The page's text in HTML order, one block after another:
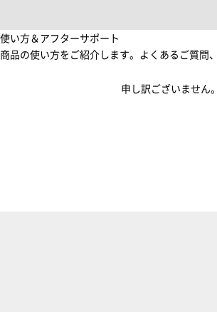
使い方＆アフターサポート
商品の使い方をご紹介します。よくあるご質問
申し訳ございません